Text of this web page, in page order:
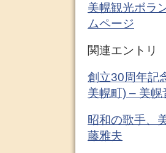
美幌観光ボラ
ムページ
関連エントリ
創立30周年記
美幌町) – 美
昭和の歌手、
藤雅夫